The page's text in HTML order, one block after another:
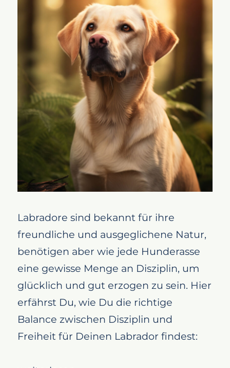
Labradore sind bekannt für ihre
freundliche und ausgeglichene Natur,
benötigen aber wie jede Hunderasse
eine gewisse Menge an Disziplin, um
glücklich und gut erzogen zu sein. Hier
erfährst Du, wie Du die richtige
Balance zwischen Disziplin und
Freiheit für Deinen Labrador findest: